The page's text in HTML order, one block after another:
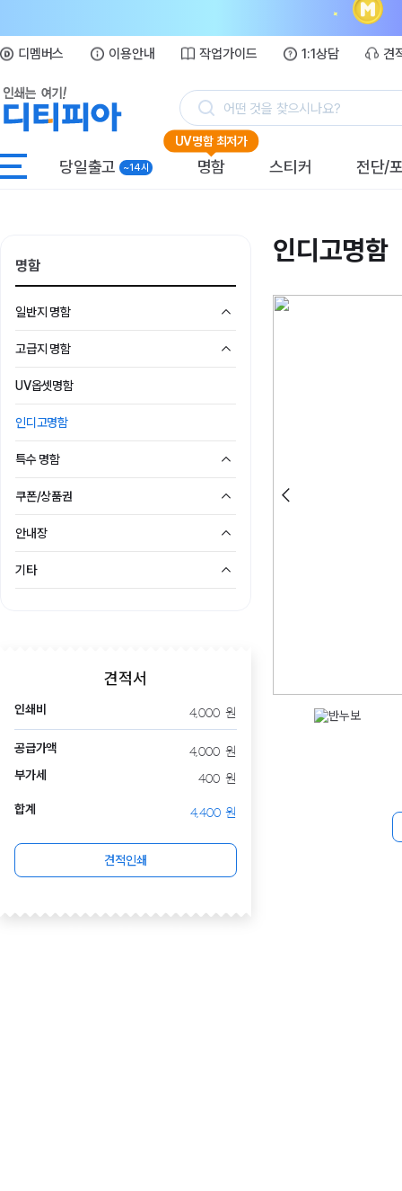
디멤버스 이용안내 작업가이드 1:1상담 견
어떤 것을 찾으시나요?
당일출고 ~14시
UV명함 최저가
명함 스티커 전단/
명함
일반지 명함
고급지 명함
UV옵셋명함
인디고명함
특수 명함
쿠폰/상품권
안내장
기타
견적서
인쇄비 4,000 원
공급가액 4,000 원
부가세 400 원
합계 4,400 원
견적인쇄
인디고명함